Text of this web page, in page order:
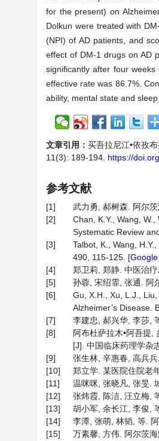
for the present) on
Dolkun were treated with
(NPI) of AD patients, and
effect of DM-1 drugs on AD
significantly after four
effective rate was 86.7%.
ability, mental state and
文章引用： 买吾拉尼江•依孜
11(3): 189-194. https://
参考文献
[1]
武力勇, 郝树森. 阿尔
[2]
Chan, K.Y., Wang,
Systematic Review
[3]
Talbot, K., Wang,
490, 115-125. [
[4]
郑卫莉, 郑静. 中医治
[5]
孙蓉, 宋绍霏, 张通. 阿
[6]
Gu, X.H., Xu, L.J.,
Alzheimer’s Disease.
[7]
李建忠, 郝兴华, 李莎,
[8]
阿布杜萨拉木•阿吾提,
[J]. 中国临床药理学杂
[9]
张生林, 辛惠春, 高兵
[10]
郑立学. 某医院住院老
[11]
温咪咪, 张晓凡, 张旻.
[12]
张炜霞, 陈洁, 汪立梅,
[13]
胡小军, 余长江, 李俊,
[14]
李潭, 张萌, 林韬, 等.
[15]
万素馨, 方伟. 阿尔茨